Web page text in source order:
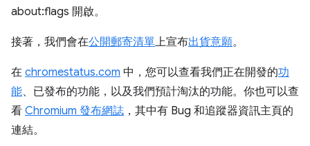
about:flags 開啟。
接著，我們會在公開郵寄清單上宣布出貨意願。
在 chromestatus.com 中，您可以查看我們正在開發的功
能、已發布的功能，以及我們預計淘汰的功能。你也可以查
看 Chromium 發布網誌 ，其中有 Bug 和追蹤器資訊主頁的
連結。